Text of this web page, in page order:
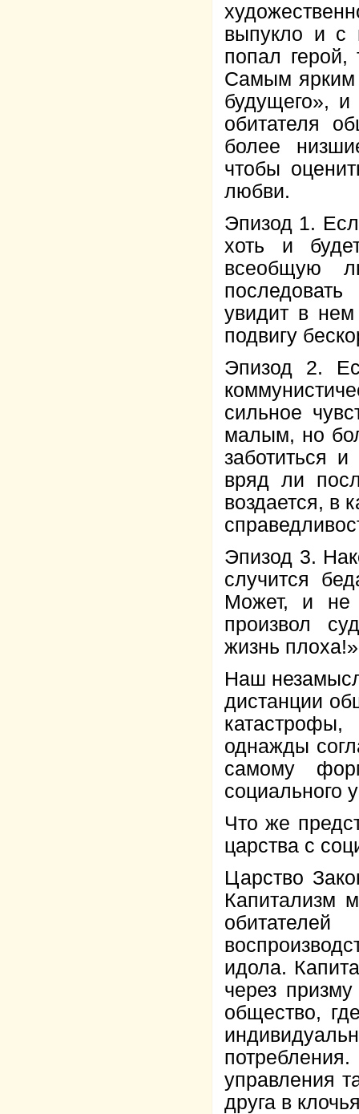
выпукло и с
попал герой,
Самым ярким
будущего»,
обитателя
более
чтобы
любви.
Эпизод 1.
хоть и
всеобщую
увидит в
подвигу
Эпизод 2.
сильное
малым, но
заботиться
вряд ли
воздается, в
Эпизод 3.
случится
Может, и не
произвол
жизнь плоха!»
Наш
дистанции
однажды
самому
социального
Что же
царства с
Царство
Капитализм
идола.
через
общество,
управления
друга в